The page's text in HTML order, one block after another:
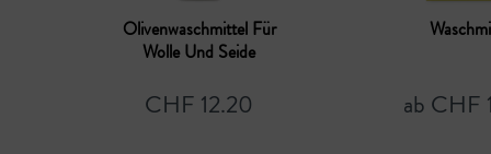
Olivenwaschmittel Für
Wolle Und Seide
CHF 12.20 ab CHF